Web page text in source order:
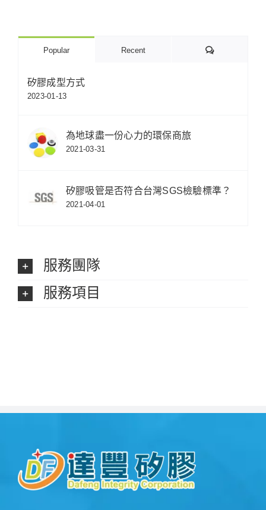
Popular Recent Comments
矽膠成型方式
2023-01-13
為地球盡一份心力的環保商旅
2021-03-31
矽膠吸管是否符合台灣SGS檢驗標準？
2021-04-01
服務團隊
服務項目